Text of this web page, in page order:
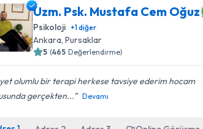
Uzm. Psk. Mustafa Cem Oğuz
Psikoloji +1diğer
Ankara, Pursaklar
5 (465 Değerlendirme)
olumlu bir terapi herkese tavsiye ederim hocam
gerçekten...
Devamı